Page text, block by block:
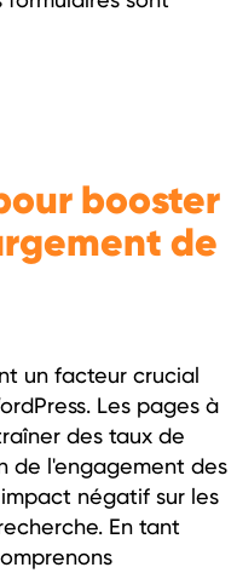
booster
de
un facteur crucial
Les pages à
des taux de
de l'engagement des
négatif sur les
En tant